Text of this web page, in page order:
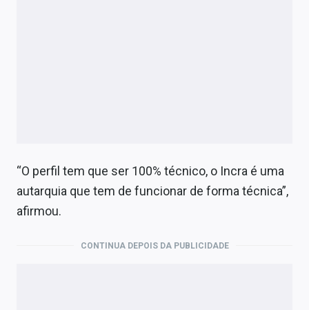
“O perfil tem que ser 100% técnico, o Incra é uma
autarquia que tem de funcionar de forma técnica”,
afirmou.
CONTINUA DEPOIS DA PUBLICIDADE